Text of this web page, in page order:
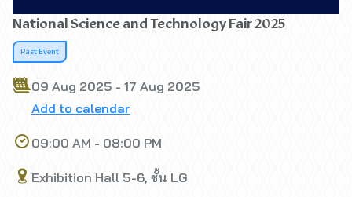
National Science and Technology Fair 2025
Past Event
09 Aug 2025 - 17 Aug 2025
Add to calendar
09:00 AM - 08:00 PM
Exhibition Hall 5-6, ชั้น LG